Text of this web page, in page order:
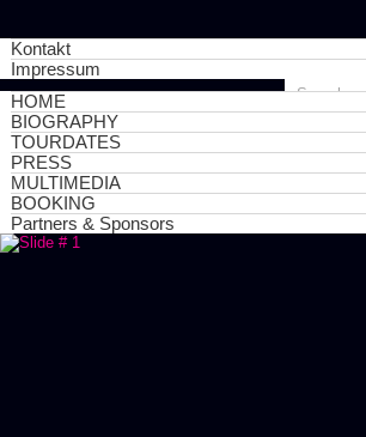
Kontakt
Impressum
HOME
BIOGRAPHY
TOURDATES
PRESS
MULTIMEDIA
BOOKING
Partners & Sponsors